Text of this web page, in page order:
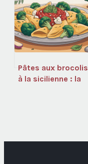
Pâtes aux brocolis
à la sicilienne : la